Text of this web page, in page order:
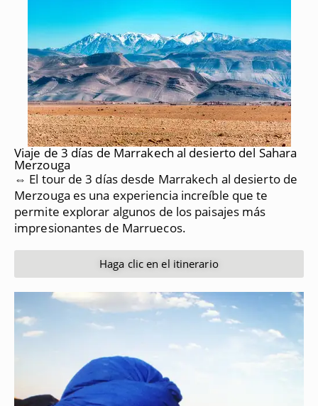
Viaje de 3 días de Marrakech al desierto del Sahara
Merzouga
⇔ El tour de 3 días desde Marrakech al desierto de
Merzouga es una experiencia increíble que te
permite explorar algunos de los paisajes más
impresionantes de Marruecos.
Haga clic en el itinerario